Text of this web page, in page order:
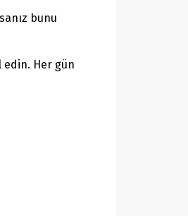
bunu
edin. Her gün